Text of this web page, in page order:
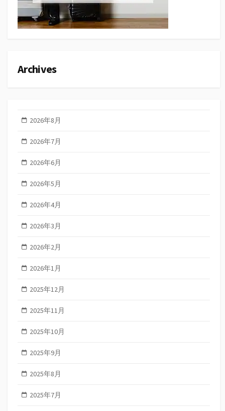
Archives
2026年8月
2026年7月
2026年6月
2026年5月
2026年4月
2026年3月
2026年2月
2026年1月
2025年12月
2025年11月
2025年10月
2025年9月
2025年8月
2025年7月